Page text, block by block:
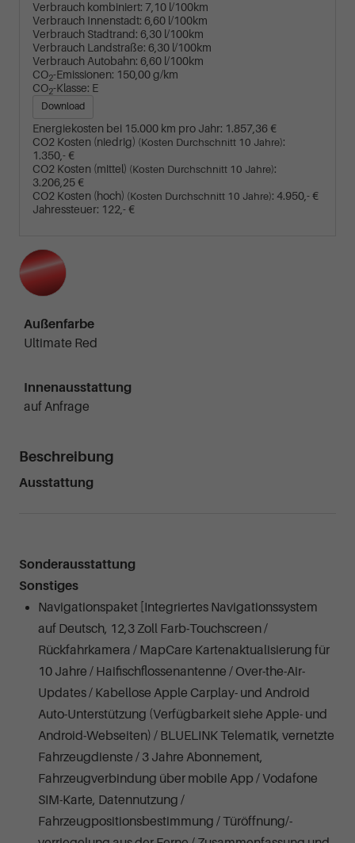
Verbrauch kombiniert: 7,10 l/100km
Verbrauch Innenstadt: 6,60 l/100km
Verbrauch Stadtrand: 6,30 l/100km
Verbrauch Landstraße: 6,30 l/100km
Verbrauch Autobahn: 6,60 l/100km
CO2-Emissionen: 150,00 g/km
CO2-Klasse: E
Download
Energiekosten bei 15.000 km pro Jahr: 1.857,36 €
CO2 Kosten (niedrig) (Kosten Durchschnitt 10 Jahre):
1.350,- €
CO2 Kosten (mittel) (Kosten Durchschnitt 10 Jahre):
3.206,25 €
CO2 Kosten (hoch) (Kosten Durchschnitt 10 Jahre): 4.950,- €
Jahressteuer: 122,- €
Außenfarbe
Ultimate Red
Innenausstattung
auf Anfrage
Beschreibung
Ausstattung
Sonderausstattung
Sonstiges
Navigationspaket [Integriertes Navigationssystem
auf Deutsch, 12,3 Zoll Farb-Touchscreen /
Rückfahrkamera / MapCare Kartenaktualisierung für
10 Jahre / Haifischflossenantenne / Over-the-Air-
Updates / Kabellose Apple Carplay- und Android
Auto-Unterstützung (Verfügbarkeit siehe Apple- und
Android-Webseiten) / BLUELINK Telematik, vernetzte
Fahrzeugdienste / 3 Jahre Abonnement,
Fahrzeugverbindung über mobile App / Vodafone
SIM-Karte, Datennutzung /
Fahrzeugpositionsbestimmung / Türöffnung/-